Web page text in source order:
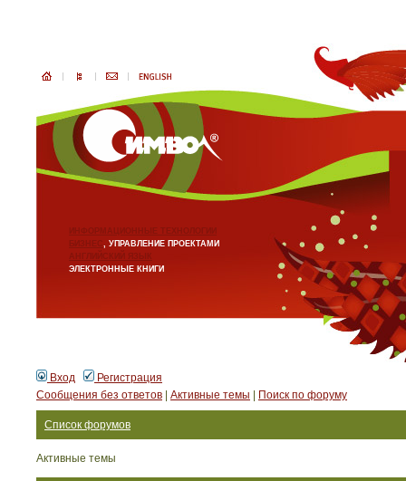
ИНФОРМАЦИОННЫЕ ТЕХНОЛОГИИ
БИЗНЕС, УПРАВЛЕНИЕ ПРОЕКТАМИ
АНГЛИЙСКИЙ ЯЗЫК
ЭЛЕКТРОННЫЕ КНИГИ
Вход
Регистрация
Сообщения без ответов
Активные темы Поиск по форуму
Список форумов
Активные темы